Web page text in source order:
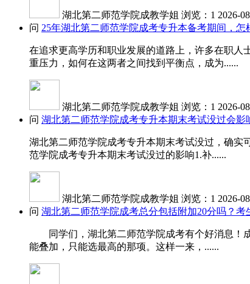
湖北第二师范学院成教学姐 浏览：1 2026-
问 25年湖北第二师范学院成考专升本备考期间，怎
在追求更高学历和职业发展的道路上，许多在职人
重压力，如何在这两者之间找到平衡点，成为......
湖北第二师范学院成教学姐 浏览：1 2026-
问 湖北第二师范学院成考专升本期末考试没过会影
湖北第二师范学院成考专升本期末考试没过，确
范学院成考专升本期末考试没过的影响1.补......
湖北第二师范学院成教学姐 浏览：1 2026-
问 湖北第二师范学院成考总分包括附加20分吗？考
同学们，湖北第二师范学院成考有个好消息！成
能叠加，只能选最高的那项。这样一来，......